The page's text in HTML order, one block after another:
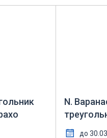
многочисленные
N.
отдых в
до